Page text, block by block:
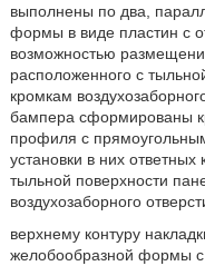
выполнены по два,
формы в виде пластин с
возможностью
расположенного с
кромкам
бампера сформированы
профиля с
установки в них
тыльной поверхности
воздухозаборного
верхнему контуру
желобообразной формы